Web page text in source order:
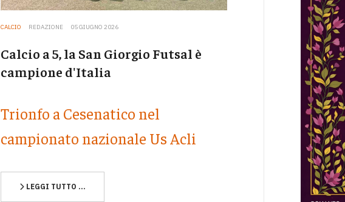
CALCIO REDAZIONE 05 GIUGNO 2026
Calcio a 5, la San Giorgio Futsal è
campione d'Italia
Trionfo a Cesenatico nel
campionato nazionale Us Acli
LEGGI TUTTO …